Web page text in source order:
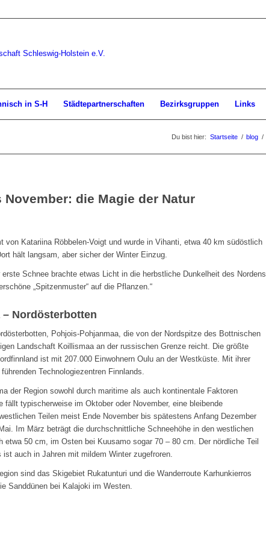
in S-H Städtepartnerschaften Bezirksgruppen Links
Du bist hier: Startseite / blog /
November: die Magie der Natur
von Katariina Röbbelen-Voigt und wurde in Vihanti, etwa 40 km südöstlich
hält langsam, aber sicher der Winter Einzug.
erste Schnee brachte etwas Licht in die herbstliche Dunkelheit des Nordens
„Spitzenmuster“ auf die Pflanzen.“
Nordösterbotten
Pohjois-Pohjanmaa, die von der Nordspitze des Bottnischen
Landschaft Koillismaa an der russischen Grenze reicht. Die größte
ist mit 207.000 Einwohnern Oulu an der Westküste. Mit ihrer
Technologiezentren Finnlands.
der Region sowohl durch maritime als auch kontinentale Faktoren
fällt typischerweise im Oktober oder November, eine bleibende
Teilen meist Ende November bis spätestens Anfang Dezember
Im März beträgt die durchschnittliche Schneehöhe in den westlichen
etwa 50 cm, im Osten bei Kuusamo sogar 70 – 80 cm. Der nördliche Teil
auch in Jahren mit mildem Winter zugefroren.
sind das Skigebiet Rukatunturi und die Wanderroute Karhunkierros
Sanddünen bei Kalajoki im Westen.